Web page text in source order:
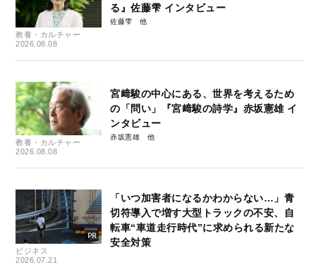
教養・カルチャー
2026.08.08
る』佐藤雫 インタビュー
佐藤雫
教養・カルチャー
2026.08.08
宮﨑駿の中心にある、世界を考えるため
の「問い」『宮﨑駿の詩学』赤坂憲雄 イ
ンタビュー
赤坂憲雄
ビジネス
2026.07.21
「いつ加害者になるかわからない…」青
切符導入で増す大型トラックの不安、自
転車“車道走行時代”に求められる新たな
安全対策